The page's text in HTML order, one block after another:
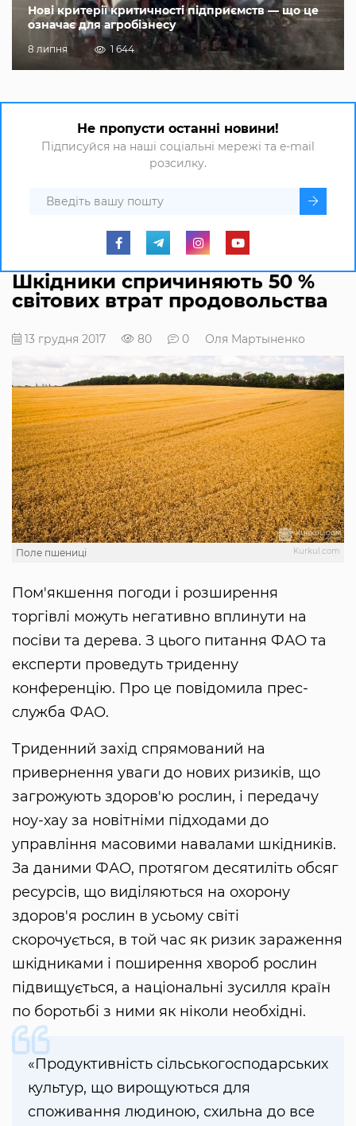
Нові критерії критичності підприємств — що це
означає для агробізнесу
8 липня 1 644
Не пропусти останні новини!
Підписуйся на наші соціальні мережі та e-mail
розсилку.
Шкідники спричиняють 50 %
світових втрат продовольства
13 грудня 2017 80 0 Оля Мартыненко
Kurkul.com
Поле пшениці
Пом'якшення погоди і розширення
торгівлі можуть негативно вплинути на
посіви та дерева. З цього питання ФАО та
експерти проведуть триденну
конференцію. Про це повідомила прес-
служба ФАО.
Триденний захід спрямований на
привернення уваги до нових ризиків, що
загрожують здоров'ю рослин, і передачу
ноу-хау за новітніми підходами до
управління масовими навалами шкідників.
За даними ФАО, протягом десятиліть обсяг
ресурсів, що виділяються на охорону
здоров'я рослин в усьому світі
скорочується, в той час як ризик зараження
шкідниками і поширення хвороб рослин
підвищується, а національні зусилля країн
по боротьбі з ними як ніколи необхідні.
«Продуктивність сільськогосподарських
культур, що вирощуються для
споживання людиною, схильна до все